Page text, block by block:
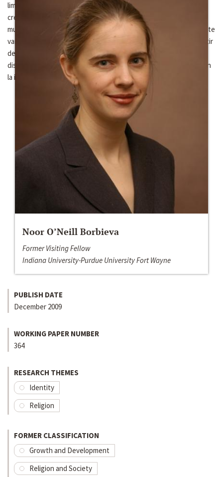
limita el estudio del Islam a los discursos alternativos sobre las
creencias y las prácticas. El material etnográfico revela que los
musulmanes kirguistaníes no solamente abrazan una sorprendente
variedad de discursos diferentes acerca del Islam sino que, a partir
de la entrada de los discursos islámicos transnacionales en estas
disputas, las diferencias se extienden a cuestiones asociadas con
la identidad y la autoridad religiosa.
Noor O’Neill Borbieva
Former Visiting Fellow
Indiana University-Purdue University Fort Wayne
PUBLISH DATE
December 2009
WORKING PAPER NUMBER
364
RESEARCH THEMES
Identity
Religion
FORMER CLASSIFICATION
Growth and Development
Religion and Society